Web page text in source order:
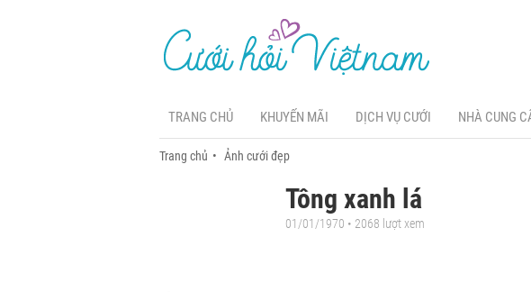
TRANG CHỦ KHUYẾN MÃI DỊCH VỤ CƯỚI NHÀ CUNG
Trang chủ Ảnh cưới đẹp
Tông xanh lá
01/01/1970 • 2068 lượt xem